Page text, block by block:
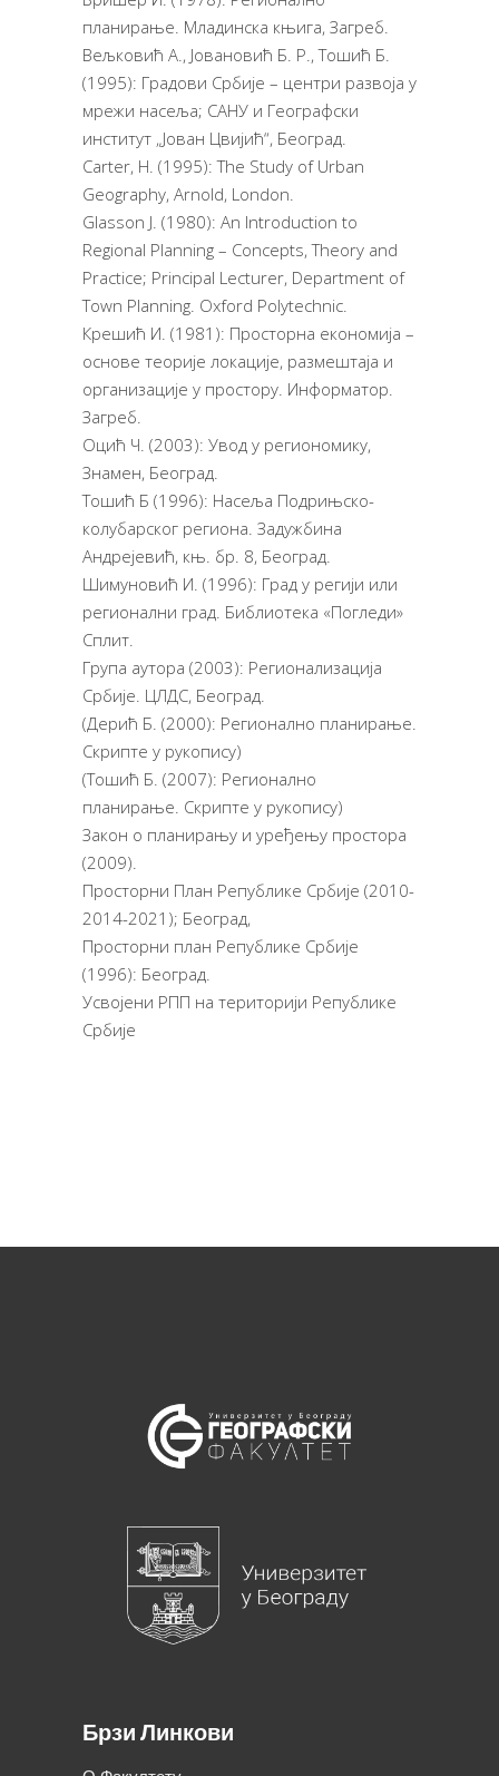
планирање. Младинска књига, Загреб.
Вељковић А., Јовановић Б. Р., Тошић Б.
(1995): Градови Србије – центри развоја у
мрежи насеља; САНУ и Географски
институт „Јован Цвијић“, Београд.
Carter, H. (1995): The Study of Urban
Geography, Arnold, London.
Glasson J. (1980): An Introduction to
Regional Planning – Concepts, Theory and
Practice; Principal Lecturer, Department of
Town Planning. Oxford Polytechnic.
Крешић И. (1981): Просторна економија –
основе теорије локације, размештаја и
организације у простору. Информатор.
Загреб.
Оцић Ч. (2003): Увод у региономику,
Знамен, Београд.
Тошић Б (1996): Насеља Подрињско-
колубарског региона. Задужбина
Андрејевић, књ. бр. 8, Београд.
Шимуновић И. (1996): Град у регији или
регионални град. Библиотека «Погледи»
Сплит.
Група аутора (2003): Регионализација
Србије. ЦЛДС, Београд.
(Дерић Б. (2000): Регионално планирање.
Скрипте у рукопису)
(Тошић Б. (2007): Регионално
планирање. Скрипте у рукопису)
Закон о планирању и уређењу простора
(2009).
Просторни План Републике Србије (2010-
2014-2021); Београд,
Просторни план Републике Србије
(1996): Београд.
Усвојени РПП на територији Републике
Србије
Брзи Линкови